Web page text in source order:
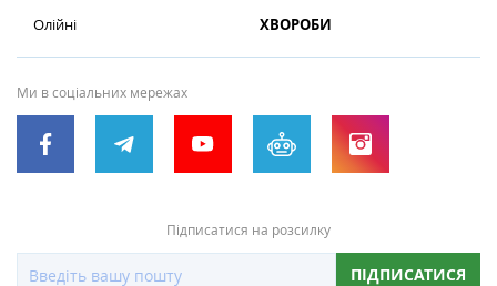
Олійні
ХВОРОБИ
Ми в соціальних мережах
Підписатися на розсилку
ПІДПИСАТИСЯ